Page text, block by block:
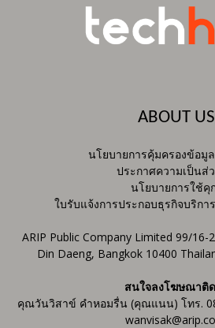
ABOUT US
นโยบายการคุ้มครองข้อมู
ประกาศความเป็นส่
นโยบายการใช้คุ
ใบรับแจ้งการประกอบธุรกิจบริก
ARIP Public Company Limited 99/16-
Din Daeng, Bangkok 10400
สนใจลงโฆษณาติ
คุณวันวิสาข์ คำหอมรื่น (คุณแนน) โทร.